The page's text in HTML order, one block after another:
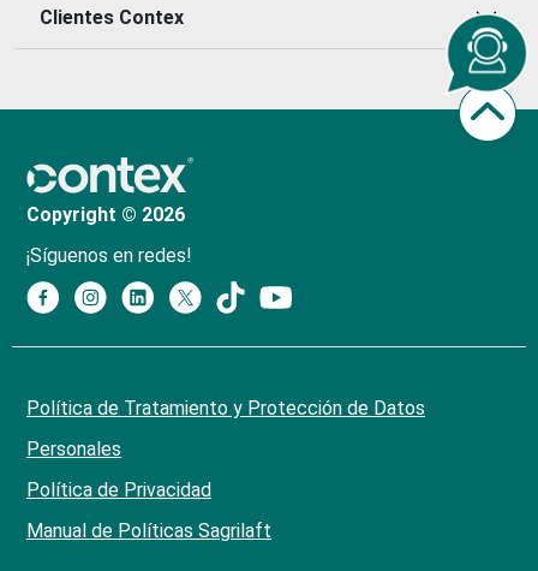
Clientes Contex
Copyright © 2026
¡Síguenos en redes!
Política de Tratamiento y Protección de Datos
Personales
Política de Privacidad
Manual de Políticas Sagrilaft